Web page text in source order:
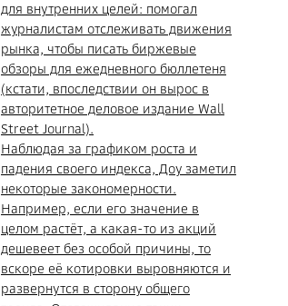
для внутренних целей: помогал
журналистам отслеживать движения
рынка, чтобы писать биржевые
обзоры для ежедневного бюллетеня
(кстати, впоследствии он вырос в
авторитетное деловое издание Wall
Street Journal).
Наблюдая за графиком роста и
падения своего индекса, Доу заметил
некоторые закономерности.
Например, если его значение в
целом растёт, а какая-то из акций
дешевеет без особой причины, то
вскоре её котировки выровняются и
развернутся в сторону общего